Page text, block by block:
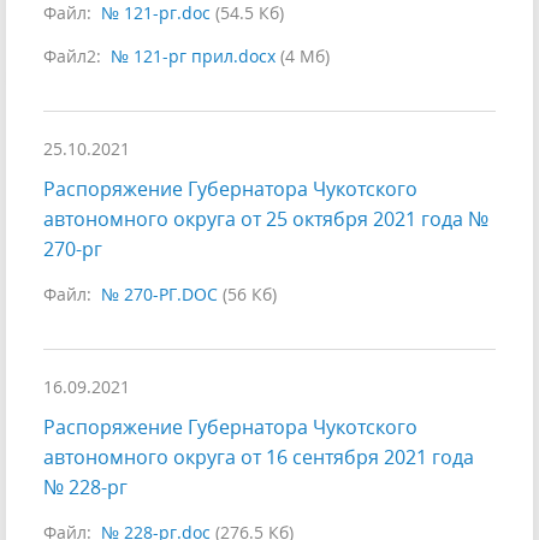
Файл: № 121-рг.doc (54.5 Кб)
Файл2: № 121-рг прил.docx (4 Мб)
25.10.2021
Распоряжение Губернатора Чукотского
автономного округа от 25 октября 2021 года №
270-рг
Файл: № 270-РГ.DOC (56 Кб)
16.09.2021
Распоряжение Губернатора Чукотского
автономного округа от 16 сентября 2021 года
№ 228-рг
Файл: № 228-рг.doc (276.5 Кб)